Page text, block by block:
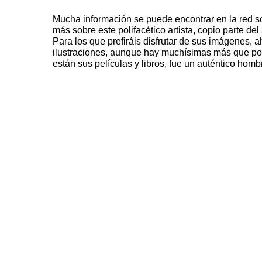
Mucha información se puede encontrar en la red
más sobre este polifacético artista, copio parte
Para los que prefiráis disfrutar de sus imágenes,
ilustraciones, aunque hay muchísimas más que
están sus películas y libros, fue un auténtico